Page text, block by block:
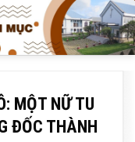
MỘT NỮ TU
ĐỐC THÀNH